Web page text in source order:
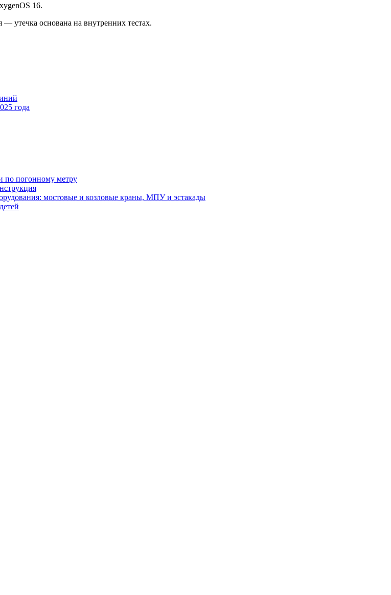
16.
утечка основана на внутренних тестах.
года
по погонному метру
мостовые и козловые краны, МПУ и эстакады